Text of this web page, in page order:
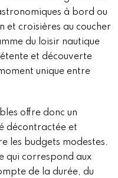
à bord ou
et croisières au coucher
du loisir nautique
et découverte
unique entre
offre donc un
décontractée et
les budgets modestes.
qui correspond aux
de la durée, du